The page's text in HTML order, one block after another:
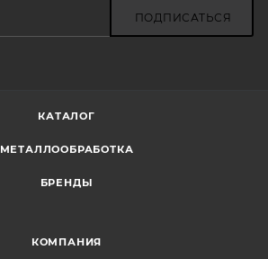
ПОДПИСАТЬСЯ
КАТАЛОГ
МЕТАЛЛООБРАБОТКА
БРЕНДЫ
КОМПАНИЯ